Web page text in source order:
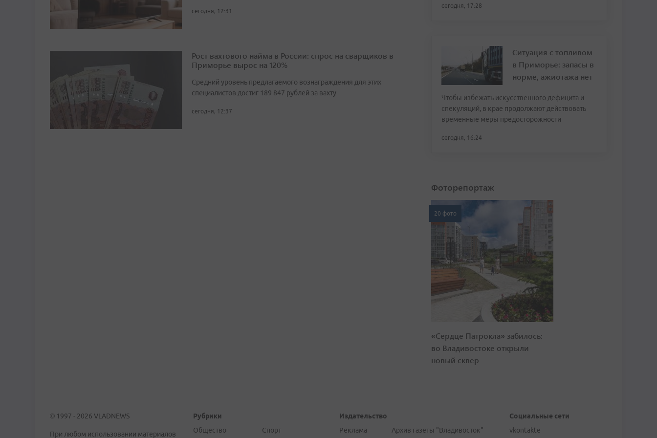
сегодня, 12:31
Рост вахтового найма в России: спрос на сварщиков в
Приморье вырос на 120%
Средний уровень предлагаемого вознаграждения для этих
специалистов достиг 189 847 рублей за вахту
сегодня, 12:37
сегодня, 17:28
Ситуация с топливом
в Приморье: запасы в
норме, ажиотажа нет
Чтобы избежать искусственного дефицита и
спекуляций, в крае продолжают действовать
временные меры предосторожности
сегодня, 16:24
Фоторепортаж
20 фото
«Сердце Патрокла» забилось:
во Владивостоке открыли
новый сквер
© 1997 - 2026 VLADNEWS
При любом использовании материалов
Рубрики
Общество
Спорт
Издательство
Реклама
Архив газеты "Владивосток"
Социальные сети
vkontakte